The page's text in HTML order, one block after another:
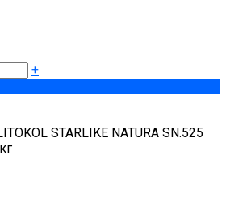
+
STARLIKE NATURA SN.525